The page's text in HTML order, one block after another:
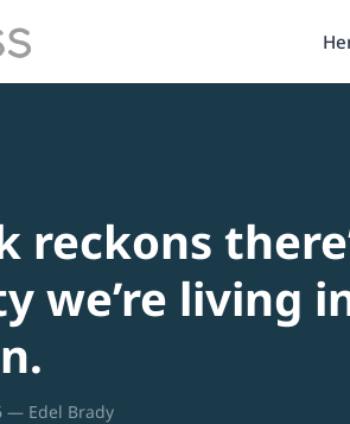
reckons
we’re living
— Edel Brady